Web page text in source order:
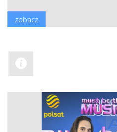
zobacz